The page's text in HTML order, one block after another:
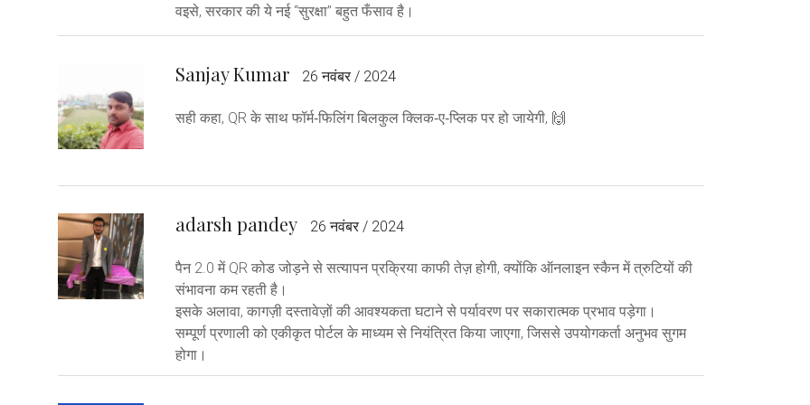
वइसे, सरकार की ये नई “सुरक्षा” बहुत फँसाव है।
Sanjay Kumar 26 नवंबर / 2024
सही कहा, QR के साथ फॉर्म‑फिलिंग बिलकुल क्लिक‑ए‑प्लिक पर हो जायेगी, 🙌
adarsh pandey 26 नवंबर / 2024
पैन 2.0 में QR कोड जोड़ने से सत्यापन प्रक्रिया काफी तेज़ होगी, क्योंकि ऑनलाइन स्कैन में त्रुटियों की
संभावना कम रहती है।
इसके अलावा, कागज़ी दस्तावेज़ों की आवश्यकता घटाने से पर्यावरण पर सकारात्मक प्रभाव पड़ेगा।
सम्पूर्ण प्रणाली को एकीकृत पोर्टल के माध्यम से नियंत्रित किया जाएगा, जिससे उपयोगकर्ता अनुभव सुगम
होगा।